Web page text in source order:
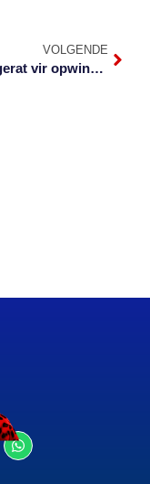
VOLGENDE
Pumas gerat vir opwindende seisoen